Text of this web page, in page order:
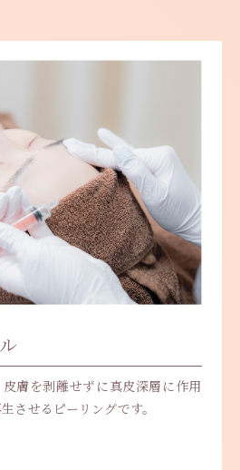
428-8686
LINE予約・無料
スキンクリニック -
歌山県和歌山市元寺町1丁目32 5
時～18時
時～17時
・日・祝日
膚を剥離せずに真皮深層に作用
させるピーリングです。